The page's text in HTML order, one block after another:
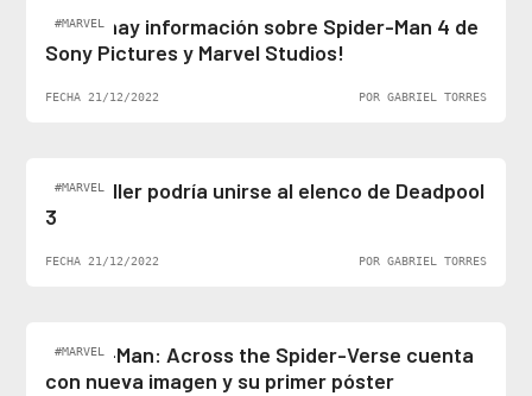
#MARVEL
¡Al fin hay información sobre Spider-Man 4 de
Sony Pictures y Marvel Studios!
FECHA 21/12/2022 POR GABRIEL TORRES
#MARVEL
Ben Stiller podría unirse al elenco de Deadpool
3
FECHA 21/12/2022 POR GABRIEL TORRES
#MARVEL
Spider-Man: Across the Spider-Verse cuenta
con nueva imagen y su primer póster